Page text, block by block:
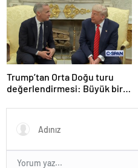
Trump’tan Orta Doğu turu
değerlendirmesi: Büyük bir